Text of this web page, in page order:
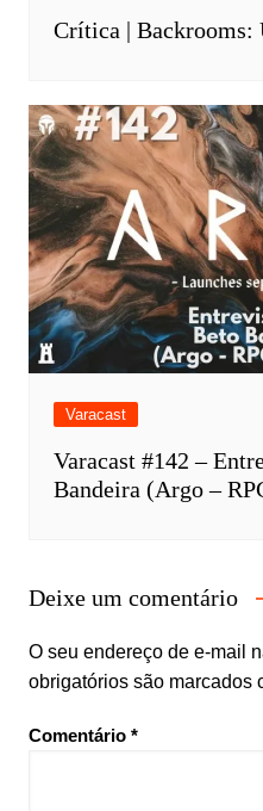
Crítica | Backrooms:
Varacast
Varacast #142 –
Bandeira (Argo –
Deixe um comentário
O seu endereço de e-mail
obrigatórios são marcados
Comentário *